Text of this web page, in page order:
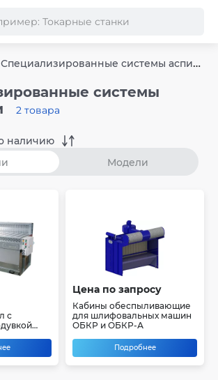
Специализированные системы аспирации
системы
2 товара
Модели
наличию
с
Цена по запросу
Кабины обеспыливающие
для шлифовальных машин
ОБКР и ОБКР-А
Подробнее